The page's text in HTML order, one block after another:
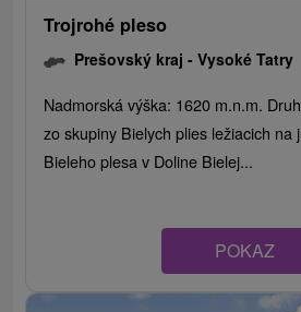
Trojrohé pleso
Prešovský kraj -Vysoké Tatry
Nadmorská výška: 1620 m.n.m.
zo skupiny Bielych plies ležiacich na
Bieleho plesa v Doline Bielej...
POKAZ